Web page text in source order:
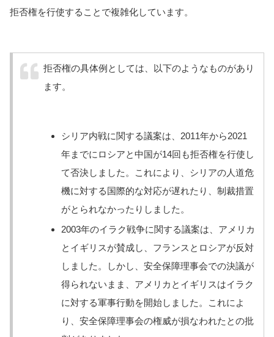
拒否権を行使することで複雑化しています。
拒否権の具体例としては、以下のようなものがあり
ます。
シリア内戦に関する議案は、2011年から2021
年までにロシアと中国が14回も拒否権を行使し
て否決しました。これにより、シリアの人道危
機に対する国際的な対応が遅れたり、制裁措置
がとられなかったりしました。
2003年のイラク戦争に関する議案は、アメリカ
とイギリスが賛成し、フランスとロシアが反対
しました。しかし、安全保障理事会での決議が
得られないまま、アメリカとイギリスはイラク
に対する軍事行動を開始しました。これによ
り、安全保障理事会の権威が損なわれたとの批